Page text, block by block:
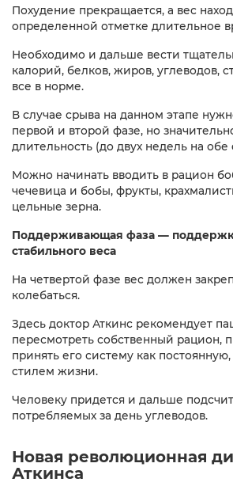
Похудение прекращается, а вес
определенной отметке длительное
Необходимо и дальше вести
калорий, белков, жиров, углеводов,
все в норме.
В случае срыва на данном этапе
первой и второй фазе, но
длительность (до двух недель на обе
Можно начинать вводить в рацион
чечевица и бобы, фрукты,
цельные зерна.
Поддерживающая фаза —
стабильного веса
На четвертой фазе вес должен
колебаться.
Здесь доктор Аткинс рекомендует
пересмотреть собственный рацион,
принять его систему как постоянную,
стилем жизни.
Человеку придется и дальше
потребляемых за день углеводов.
Новая революционная
Аткинса